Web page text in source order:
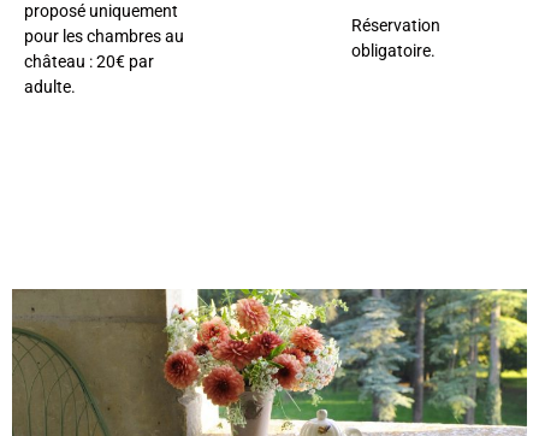
proposé uniquement
pour les chambres au
château : 20€ par
adulte.
Réservation
obligatoire.